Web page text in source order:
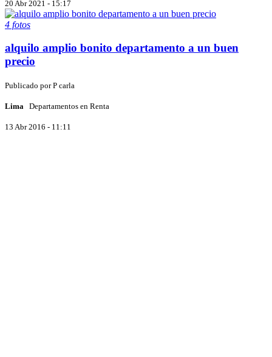
20 Abr 2021 - 15:17
4 fotos
alquilo amplio bonito departamento a un buen
precio
Publicado porP carla
Lima Departamentos en Renta
13 Abr 2016 - 11:11